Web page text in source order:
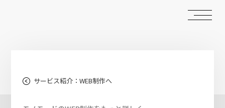
サービス紹介：WEB制作へ